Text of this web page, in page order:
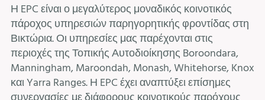
Η EPC είναι ο μεγαλύτερος μοναδικός κοινοτικός
πάροχος υπηρεσιών παρηγορητικής φροντίδας στη
Βικτώρια. Οι υπηρεσίες μας παρέχονται στις
περιοχές της Τοπικής Αυτοδιοίκησης Boroondara,
Manningham, Maroondah, Monash, Whitehorse, Knox
και Yarra Ranges. Η EPC έχει αναπτύξει επίσημες